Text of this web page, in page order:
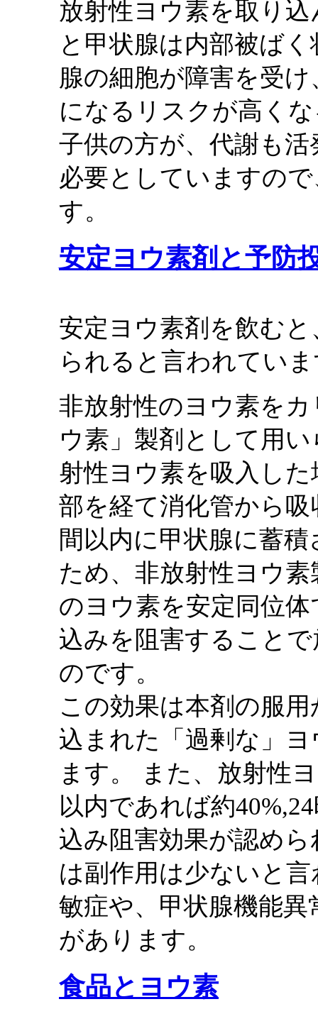
放射性ヨウ素を取り
と甲状腺は内部被ば
腺の細胞が障害を受
になるリスクが高く
子供の方が、代謝も
必要としていますの
す。
安定ヨウ素剤と予防
安定ヨウ素剤を飲む
られると言われてい
非放射性のヨウ素を
ウ素」製剤として用
射性ヨウ素を吸入し
部を経て消化管から吸
間以内に甲状腺に蓄
ため、非放射性ヨウ
のヨウ素を安定同位
込みを阻害すること
のです。
この効果は本剤の服
込まれた「過剰な」
ます。 また、放射性
以内であれば約
込み阻害効果が認め
は副作用は少ないと
敏症や、甲状腺機能
があります。
食品とヨウ素